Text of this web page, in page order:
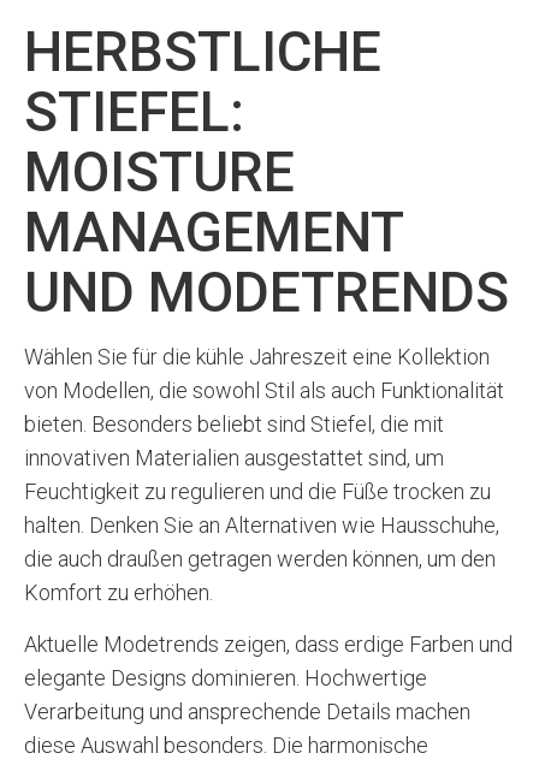
HERBSTLICHE
STIEFEL:
MOISTURE
MANAGEMENT
UND MODETRENDS
Wählen Sie für die kühle Jahreszeit eine Kollektion
von Modellen, die sowohl Stil als auch Funktionalität
bieten. Besonders beliebt sind Stiefel, die mit
innovativen Materialien ausgestattet sind, um
Feuchtigkeit zu regulieren und die Füße trocken zu
halten. Denken Sie an Alternativen wie Hausschuhe,
die auch draußen getragen werden können, um den
Komfort zu erhöhen.
Aktuelle Modetrends zeigen, dass erdige Farben und
elegante Designs dominieren. Hochwertige
Verarbeitung und ansprechende Details machen
diese Auswahl besonders. Die harmonische